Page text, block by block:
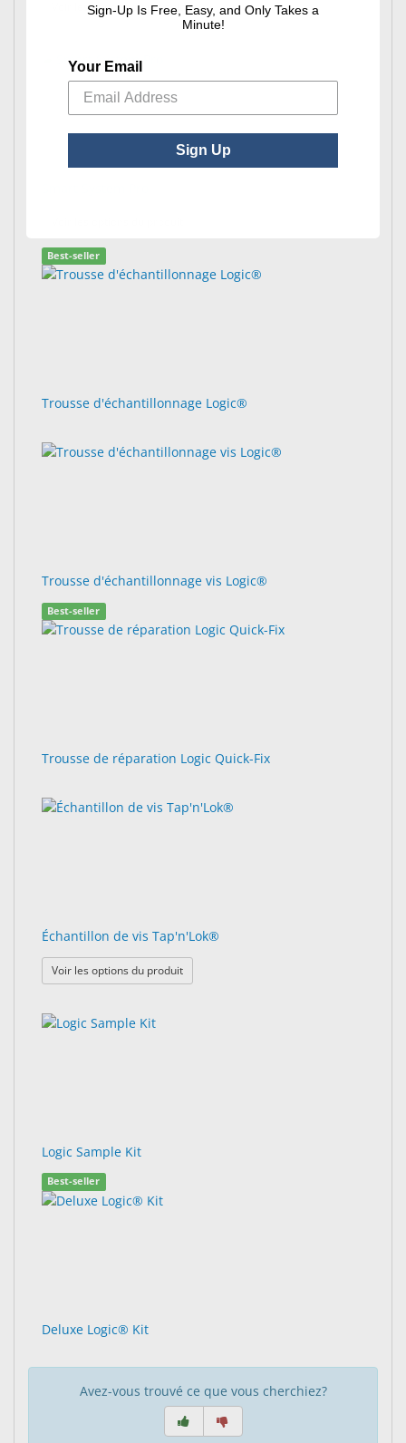
Voir les options du produit : Logement modulaire de plateau
Best-seller
Trousse d'échantillonnage Logic®
Trousse d'échantillonnage vis Logic®
Best-seller
Trousse de réparation Logic Quick-Fix
Échantillon de vis Tap'n'Lok®
Voir les options du produit: Échantillon de vis Tap'n'Lok®
Logic Sample Kit
Best-seller
Deluxe Logic® Kit
Avez-vous trouvé ce que vous cherchiez?
Sign-Up Is Free, Easy, and Only Takes a
Minute!
Your Email
Sign Up